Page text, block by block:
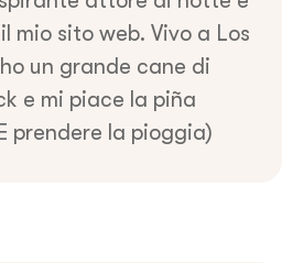
mio sito web. Vivo a Los
un grande cane di
e mi piace la piña
prendere la pioggia)